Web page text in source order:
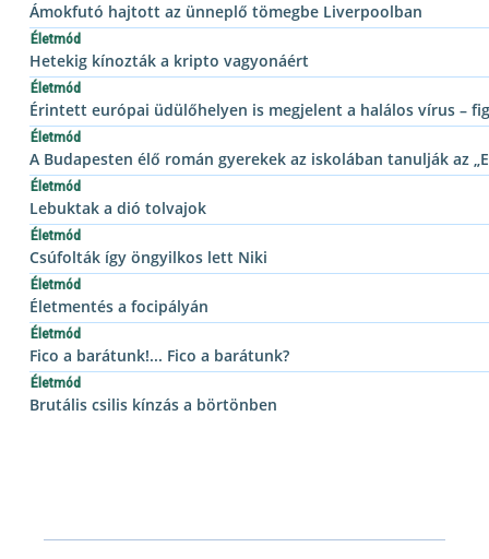
Ámokfutó hajtott az ünneplő tömegbe Liverpoolban
Életmód
Hetekig kínozták a kripto vagyonáért
Életmód
Érintett európai üdülőhelyen is megjelent a halálos vírus –
Életmód
A Budapesten élő román gyerekek az iskolában tanulják az
Életmód
Lebuktak a dió tolvajok
Életmód
Csúfolták így öngyilkos lett Niki
Életmód
Életmentés a focipályán
Életmód
Fico a barátunk!... Fico a barátunk?
Életmód
Brutális csilis kínzás a börtönben